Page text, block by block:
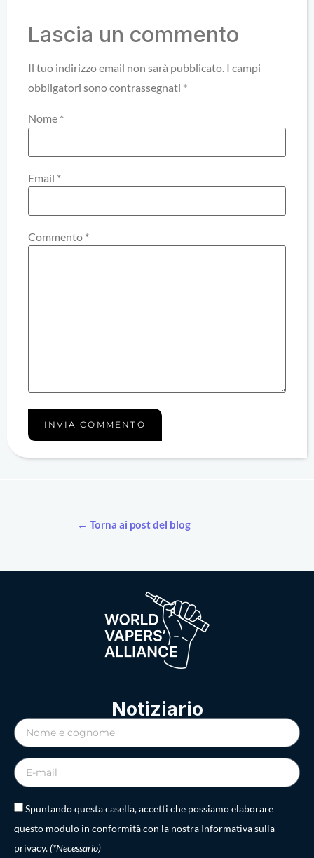
Lascia un commento
Il tuo indirizzo email non sarà pubblicato. I campi
obbligatori sono contrassegnati *
Nome *
Email *
Commento *
← Torna ai post del blog
Notiziario
Spuntando questa casella, accetti che possiamo elaborare
questo modulo in conformità con la nostra Informativa sulla
privacy.(*Necessario)